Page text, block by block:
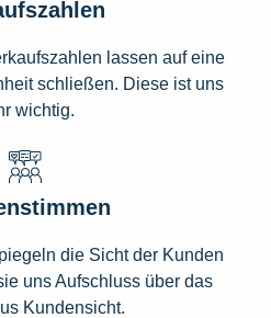
lassen auf eine
schließen. Diese ist uns
wichtig.
die Sicht der Kunden
uns Aufschluss über das
Kundensicht.